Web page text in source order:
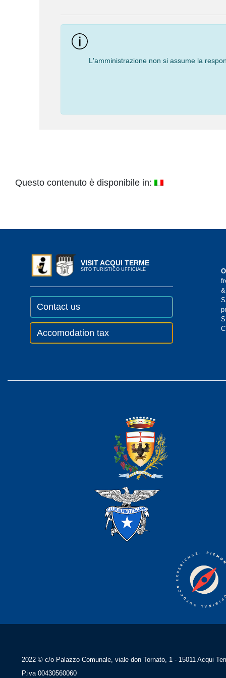
Navigation
L'amministrazione non si assume la
Questo contenuto è disponibile in:
VISIT ACQUI TERME
SITO TURISTICO UFFICIALE
Contact us
Accomodation tax
2022 © c/o Palazzo Comunale, viale don Tornato, 1 - 15011 Acqui
P.iva 00430560060